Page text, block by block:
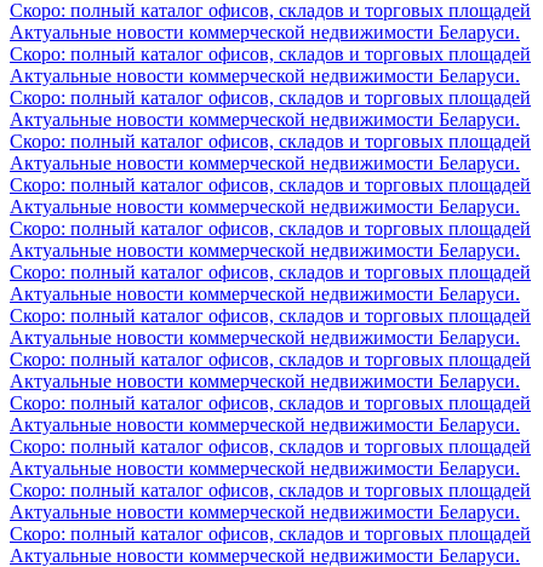
Скоро: полный каталог офисов, складов и торговых площадей
Актуальные новости коммерческой недвижимости Беларуси.
Скоро: полный каталог офисов, складов и торговых площадей
Актуальные новости коммерческой недвижимости Беларуси.
Скоро: полный каталог офисов, складов и торговых площадей
Актуальные новости коммерческой недвижимости Беларуси.
Скоро: полный каталог офисов, складов и торговых площадей
Актуальные новости коммерческой недвижимости Беларуси.
Скоро: полный каталог офисов, складов и торговых площадей
Актуальные новости коммерческой недвижимости Беларуси.
Скоро: полный каталог офисов, складов и торговых площадей
Актуальные новости коммерческой недвижимости Беларуси.
Скоро: полный каталог офисов, складов и торговых площадей
Актуальные новости коммерческой недвижимости Беларуси.
Скоро: полный каталог офисов, складов и торговых площадей
Актуальные новости коммерческой недвижимости Беларуси.
Скоро: полный каталог офисов, складов и торговых площадей
Актуальные новости коммерческой недвижимости Беларуси.
Скоро: полный каталог офисов, складов и торговых площадей
Актуальные новости коммерческой недвижимости Беларуси.
Скоро: полный каталог офисов, складов и торговых площадей
Актуальные новости коммерческой недвижимости Беларуси.
Скоро: полный каталог офисов, складов и торговых площадей
Актуальные новости коммерческой недвижимости Беларуси.
Скоро: полный каталог офисов, складов и торговых площадей
Актуальные новости коммерческой недвижимости Беларуси.